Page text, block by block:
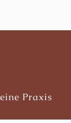
Praxis